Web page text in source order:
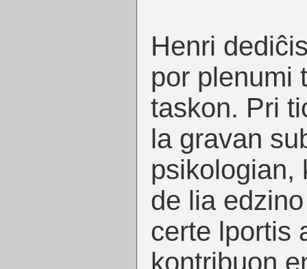
Henri
por plenumi
taskon. Pri
la gravan
psikologian,
de lia
certe lportis
kontribuon